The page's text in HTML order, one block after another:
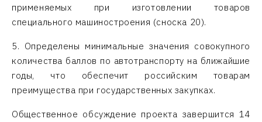
применяемых при изготовлении товаров
специального машиностроения (сноска 20).
5. Определены минимальные значения совокупного
количества баллов по автотранспорту на ближайшие
годы, что обеспечит российским товарам
преимущества при государственных закупках.
Общественное обсуждение проекта завершится 14